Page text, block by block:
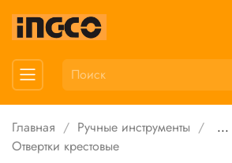
Главная Ручные инструменты
...
Отвертки крестовые